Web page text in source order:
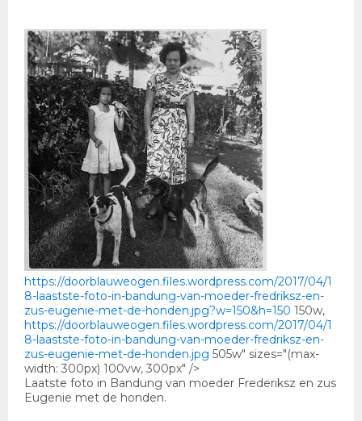
https://doorblauweogen.files.wordpress.com/2017/04/1
8-laastste-foto-in-bandung-van-moeder-fredriksz-en-
zus-eugenie-met-de-honden.jpg?w=150&h=150 150w,
https://doorblauweogen.files.wordpress.com/2017/04/1
8-laastste-foto-in-bandung-van-moeder-fredriksz-en-
zus-eugenie-met-de-honden.jpg 505w" sizes="(max-
width: 300px) 100vw, 300px" />
Laatste foto in Bandung van moeder Frederiksz en zus
Eugenie met de honden.